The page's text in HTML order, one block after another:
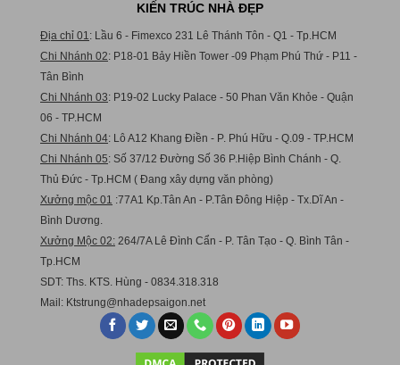
KIẾN TRÚC NHÀ ĐẸP
Địa chỉ 01 : Lầu 6 - Fimexco 231 Lê Thánh Tôn - Q1 - Tp.HCM
Chi Nhánh 02: P18-01 Bảy Hiền Tower -09 Phạm Phú Thứ - P11 -
Tân Bình
Chi Nhánh 03: P19-02 Lucky Palace - 50 Phan Văn Khỏe - Quận
06 - TP.HCM
Chi Nhánh 04: Lô A12 Khang Điền - P. Phú Hữu - Q.09 - TP.HCM
Chi Nhánh 05: Số 37/12 Đường Số 36 P.Hiệp Bình Chánh - Q.
Thủ Đức - Tp.HCM ( Đang xây dựng văn phòng)
Xưởng mộc 01
:77A1 Kp.Tân An - P.Tân Đông Hiệp - Tx.Dĩ An -
Bình Dương.
Xưởng Mộc 02: 264/7A Lê Đình Cẩn - P. Tân Tạo - Q. Bình Tân -
Tp.HCM
SDT: Ths. KTS. Hùng - 0834.318.318
Mail: Ktstrung@nhadepsaigon.net